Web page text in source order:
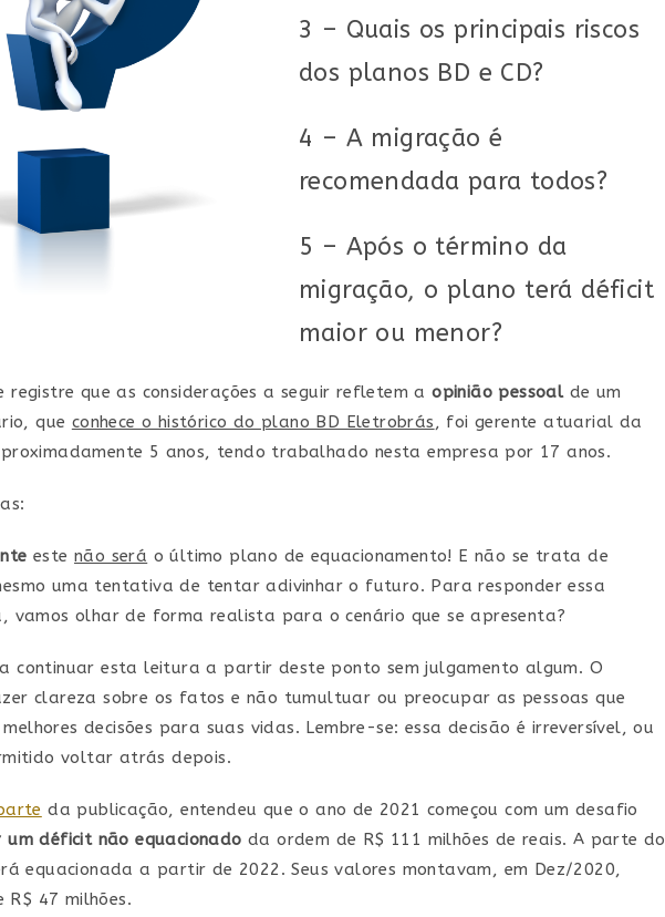
3 – Quais os principais riscos
dos planos BD e CD?
4 – A migração é
recomendada para todos?
5 – Após o término da
migração, o plano terá déficit
maior ou menor?
registre que as considerações a seguir refletem aopinião pessoal de um
que conhece o histórico do plano BD Eletrobrás , foi gerente atuarial da
5 anos, tendo trabalhado nesta empresa por 17 anos.
estenão será o último plano de equacionamento! E não se trata de
uma tentativa de tentar adivinhar o futuro. Para responder essa
vamos olhar de forma realista para o cenário que se apresenta?
a continuar esta leitura a partir deste ponto sem julgamento algum. O
clareza sobre os fatos e não tumultuar ou preocupar as pessoas que
decisões para suas vidas. Lembre-se: essa decisão é irreversível, ou
voltar atrás depois.
da publicação, entendeu que o ano de 2021 começou com um desafio
um déficit não equacionado da ordem de R$ 111 milhões de reais. A parte do
equacionada a partir de 2022. Seus valores montavam, em Dez/2020,
47 milhões.